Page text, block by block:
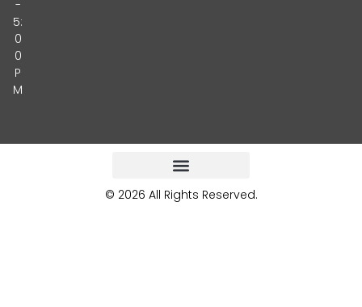
-
5:
0
0
P
M
© 2026 All Rights Reserved.